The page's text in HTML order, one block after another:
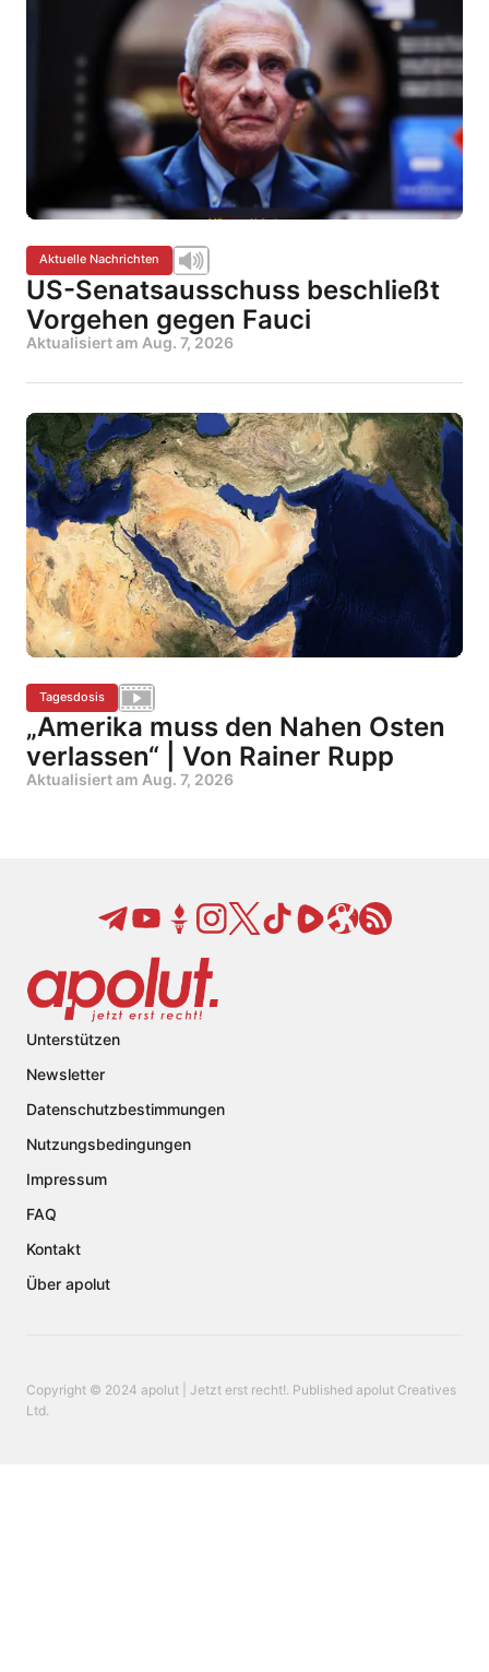
Aktuelle Nachrichten
US-Senatsausschuss beschließt
Vorgehen gegen Fauci
Aktualisiert am Aug. 7, 2026
Tagesdosis
„Amerika muss den Nahen Osten
verlassen“ | Von Rainer Rupp
Aktualisiert am Aug. 7, 2026
Unterstützen
Newsletter
Datenschutzbestimmungen
Nutzungsbedingungen
Impressum
FAQ
Kontakt
Über apolut
Copyright © 2024 apolut | Jetzt erst recht!. Published apolut Creatives
Ltd.